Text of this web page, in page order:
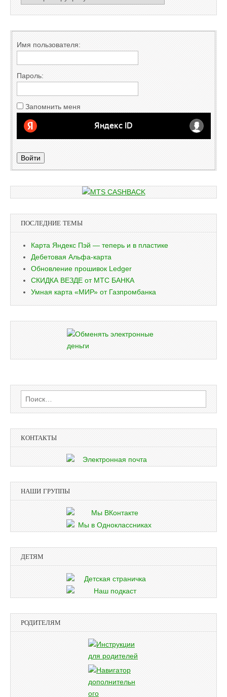
Имя пользователя:
Пароль:
Запомнить меня
Войти
ПОСЛЕДНИЕ ТЕМЫ
Карта Яндекс Пэй — теперь и в пластике
Дебетовая Альфа-карта
Обновление прошивок Ledger
СКИДКА ВЕЗДЕ от МТС БАНКА
Умная карта «МИР» от Газпромбанка
Найти:
КОНТАКТЫ
НАШИ ГРУППЫ
ДЕТЯМ
РОДИТЕЛЯМ